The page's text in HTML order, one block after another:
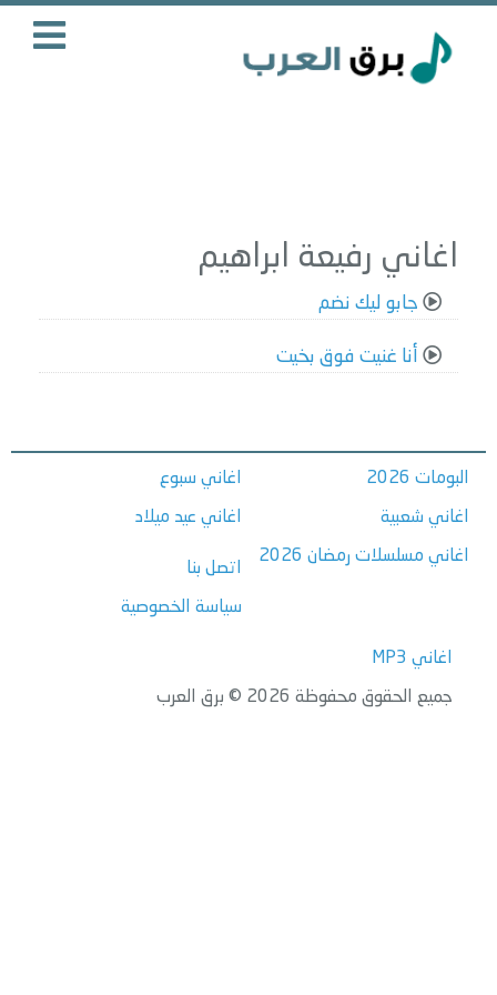
اغاني رفيعة ابراهيم
جابو ليك نضم
أنا غنيت فوق بخيت
البومات 2026
اغاني شعبية
اغاني مسلسلات رمضان 2026
اغاني سبوع
اغاني عيد ميلاد
اتصل بنا
سياسة الخصوصية
اغاني MP3
جميع الحقوق محفوظة 2026 © برق العرب